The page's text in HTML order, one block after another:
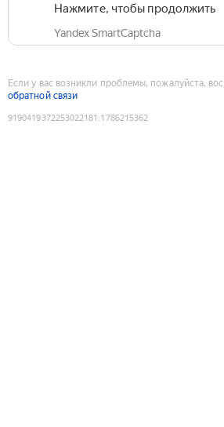
Нажмите, чтобы продолжить
Yandex SmartCaptcha
Если у вас возникли проблемы, пожалуйста,
обратной связи
9190419372253022181 :1786215362